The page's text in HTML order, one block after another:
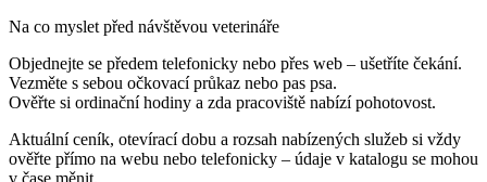
Na co myslet před návštěvou veterináře
Objednejte se předem telefonicky nebo přes web – ušetříte čekání.
Vezměte s sebou očkovací průkaz nebo pas psa.
Ověřte si ordinační hodiny a zda pracoviště nabízí pohotovost.
Aktuální ceník, otevírací dobu a rozsah nabízených služeb si vždy
ověřte přímo na webu nebo telefonicky – údaje v katalogu se mohou
v čase měnit.